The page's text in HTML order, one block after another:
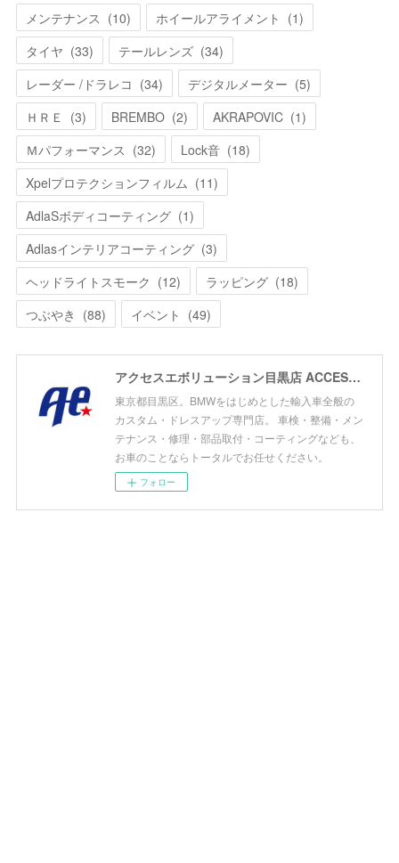
メンテナンス (10) ホイールアライメント (1)
タイヤ (33) テールレンズ (34)
レーダー /ドラレコ (34) デジタルメーター (5)
ＨＲＥ
(3) BREMBO (2) AKRAPOVIC (1)
Ｍパフォーマンス (32) Lock音 (18)
Xpelプロテクションフィルム (11)
AdlaSボディコーティング (1)
Adlasインテリアコーティング (3)
ヘッドライトスモーク (12) ラッピング (18)
つぶやき (88) イベント (49)
アクセスエボリューション目黒店 ACCESS EVOLUTION MEGURO
東京都目黒区。BMWをはじめとした輸入車全般の
カスタム・ドレスアップ専門店。 車検・整備・メン
テナンス・修理・部品取付・コーティングなども、
お車のことならトータルでお任せください。
フォロー